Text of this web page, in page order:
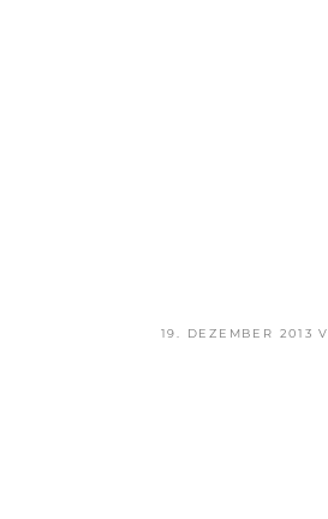
VERÖFFENTLICHT
19. DEZEMBER 2013